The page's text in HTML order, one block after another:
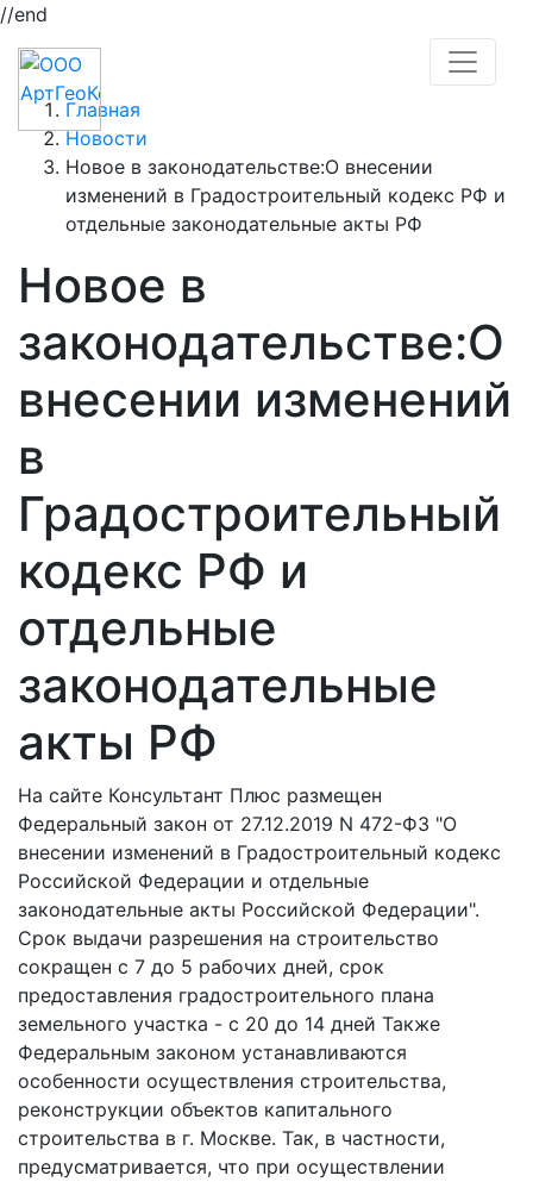
//end
Главная
Новости
Новое в законодательстве:О внесении
изменений в Градостроительный кодекс РФ и
отдельные законодательные акты РФ
Новое в
законодательстве:О
внесении изменений
в
Градостроительный
кодекс РФ и
отдельные
законодательные
акты РФ
На сайте Консультант Плюс размещен
Федеральный закон от 27.12.2019 N 472-ФЗ "О
внесении изменений в Градостроительный кодекс
Российской Федерации и отдельные
законодательные акты Российской Федерации".
Срок выдачи разрешения на строительство
сокращен с 7 до 5 рабочих дней, срок
предоставления градостроительного плана
земельного участка - с 20 до 14 дней Также
Федеральным законом устанавливаются
особенности осуществления строительства,
реконструкции объектов капитального
строительства в г. Москве. Так, в частности,
предусматривается, что при осуществлении